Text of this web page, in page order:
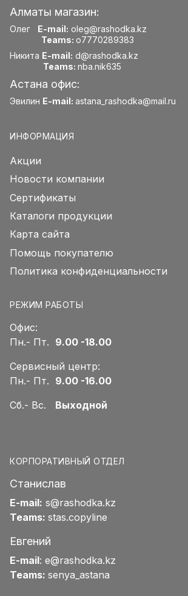
Алматы магазин:
Олег E-mail: oleg@rashodka.kz
Teams: o7770289383
Никита E-mail: d@rashodka.kz
Teams: nba.nik635
Астана офис:
Эвилин E-mail: astana_rashodka@mail.ru
ИНФОРМАЦИЯ
Акции
Новости компании
Сертификаты
Каталоги продукции
Карта сайта
Помощь покупателю
Политика конфиденциальности
РЕЖИМ РАБОТЫ
Офис:
Пн.- Пт. 9.00 -18.00
Сервисный центр:
Пн.- Пт. 9.00 -16.00
Сб.- Вс. Выходной
КОРПОРАТИВНЫЙ ОТДЕЛ
Станислав
E-mail: s@rashodka.kz
Teams: stas.copyline
Евгений
E-mail: e@rashodka.kz
Teams: senya_astana